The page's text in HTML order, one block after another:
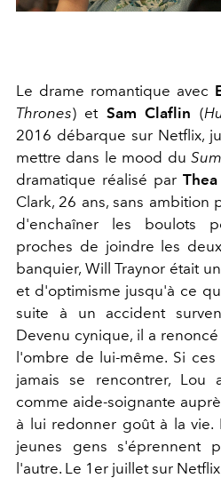
Le drame romantique avec
Thrones) et Sam Claflin (
2016 débarque sur Netflix,
mettre dans le mood du
dramatique réalisé par
Clark, 26 ans, sans ambition
d'enchaîner les boulots
proches de joindre les
banquier, Will Traynor était
et d'optimisme jusqu'à ce
suite à un accident
Devenu cynique, il a
l'ombre de lui-même. Si
jamais se rencontrer, Lou
comme aide-soignante
à lui redonner goût à la
jeunes gens s'éprennent
l'autre. Le 1er juillet sur